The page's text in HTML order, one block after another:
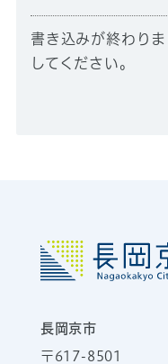
書き込みが終わり
してください。
長岡京市
〒617-8501